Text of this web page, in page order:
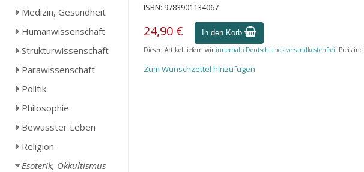
Medizin, Gesundheit
Humanwissenschaft
Strukturwissenschaft
Parawissenschaft
Politik
Philosophie
Bewusster Leben
Religion
Esoterik, Okkultismus
ISBN: 9783901134067
24,90 € In den Korb
Diesen Artikel liefern wir innerhalb Deutschlands versandkostenfrei. Preis
Zum Wunschzettel hinzufügen